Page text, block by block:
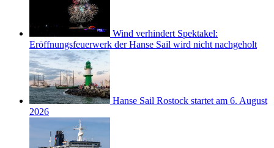
Wind verhindert Spektakel:
Eröffnungsfeuerwerk der Hanse Sail wird nicht nachgeholt
Hanse Sail Rostock startet am 6. August
2026